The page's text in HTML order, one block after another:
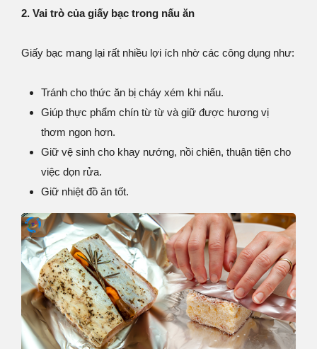
2. Vai trò của giấy bạc trong nấu ăn
Giấy bạc mang lại rất nhiều lợi ích nhờ các công dụng như:
Tránh cho thức ăn bị cháy xém khi nấu.
Giúp thực phẩm chín từ từ và giữ được hương vị
thơm ngon hơn.
Giữ vệ sinh cho khay nướng, nồi chiên, thuận tiện cho
việc dọn rửa.
Giữ nhiệt đồ ăn tốt.